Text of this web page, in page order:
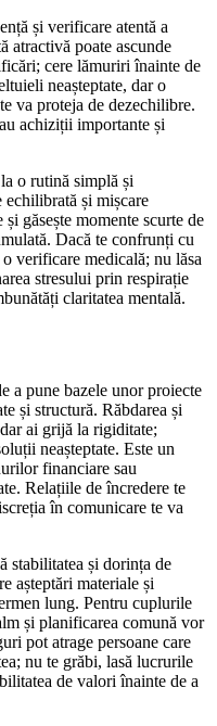
și verificare atentă a
atractivă poate ascunde
cere lămuriri înainte de
neașteptate, dar o
va proteja de dezechilibre.
achiziții importante și
o rutină simplă și
echilibrată și mișcare
găsește momente scurte de
Dacă te confrunți cu
verificare medicală; nu lăsa
stresului prin respirație
claritatea mentală.
a pune bazele unor proiecte
și structură. Răbdarea și
ai grijă la rigiditate;
neașteptate. Este un
financiare sau
Relațiile de încredere te
în comunicare te va
stabilitatea și dorința de
așteptări materiale și
lung. Pentru cuplurile
și planificarea comună vor
pot atrage persoane care
nu te grăbi, lasă lucrurile
de valori înainte de a